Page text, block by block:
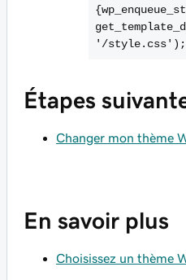
'/
Étapes
Changer mon thème
En savoir plus
Choisissez un thème